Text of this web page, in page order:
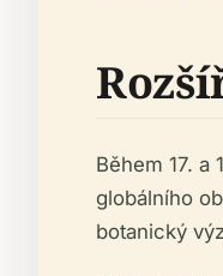
Během 17.
globálního
botanický